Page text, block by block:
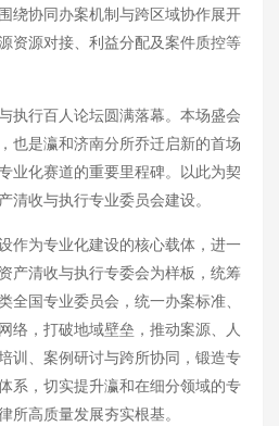
绕协同办案机制与跨区域协作展开
资源对接、利益分配及案件质控等
执行百人论坛圆满落幕。本场盛会
也是瀛和济南分所乔迁启新的首场
业化赛道的重要里程碑。以此为契
清收与执行专业委员会建设。
作为专业化建设的核心载体，进一
产清收与执行专委会为样板，统筹
全国专业委员会，统一办案标准、
络，打破地域壁垒，推动案源、人
训、案例研讨与跨所协同，锻造专
系，切实提升瀛和在细分领域的专
所高质量发展夯实根基。